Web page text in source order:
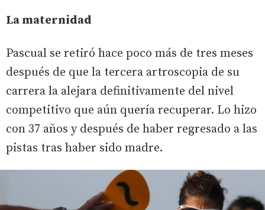
La maternidad
Pascual se retiró hace poco más de tres meses
después de que la tercera artroscopia de su
carrera la alejara definitivamente del nivel
competitivo que aún quería recuperar. Lo hizo
con 37 años y después de haber regresado a las
pistas tras haber sido madre.